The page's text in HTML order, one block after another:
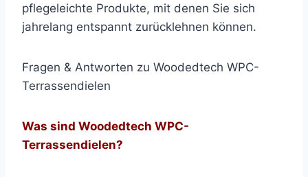
pflegeleichte Produkte, mit denen Sie sich
jahrelang entspannt zurücklehnen können.
Fragen & Antworten zu Woodedtech WPC-
Terrassendielen
Was sind Woodedtech WPC-
Terrassendielen?